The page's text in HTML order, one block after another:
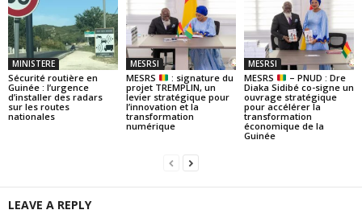
MINISTERE
Sécurité routière en
Guinée : l’urgence
d’installer des radars
sur les routes
nationales
MESRSI
MESRS
: signature du
projet TREMPLIN, un
levier stratégique pour
l’innovation et la
transformation
numérique
MESRSI
MESRS
– PNUD : Dre
Diaka Sidibé co-signe un
ouvrage stratégique
pour accélérer la
transformation
économique de la
Guinée
LEAVE A REPLY